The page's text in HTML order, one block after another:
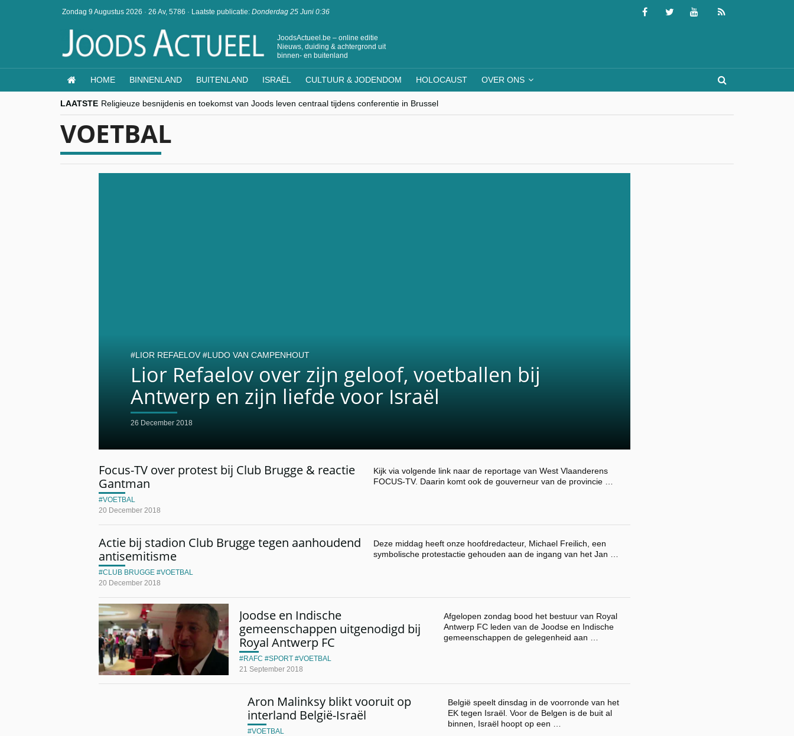
Zondag 9 Augustus 2026 · 26 Av, 5786 · Laatste publicatie: Donderdag 25 Juni 0:36
JoodsActueel.be – online editie
Nieuws, duiding & achtergrond uit
binnen- en buitenland
HOME BINNENLAND BUITENLAND ISRAËL CULTUUR & JODENDOM HOLOCAUST OVER ONS
LAATSTE Religieuze besnijdenis en toekomst van Joods leven centraal tijdens conferentie in Brussel
“Besnijdenisdebat toont hoe moeilijk seculiere Westen minderheden begrijpt”, Jinnih Beels (Vooruit)
CITYTRIP | ROEMENIË – Boekarest: de verrassing van Oost-Europa
“Vandaag zit elke Jood in België op de beklaagdenbank”
goKosher lanceert nieuwe website en samenwerking met Mishpacha voor kosher travel en simchas wereldwijd
VOETBAL
Lior Refaelov over zijn geloof, voetballen bij
Antwerp en zijn liefde voor Israël
26 December 2018
LIOR REFAELOV LUDO VAN CAMPENHOUT
Focus-TV over protest bij Club Brugge & reactie
Gantman
20 December 2018
VOETBAL
Kijk via volgende link naar de reportage van West Vlaanderens
FOCUS-TV. Daarin komt ook de gouverneur van de provincie …
Actie bij stadion Club Brugge tegen aanhoudend
antisemitisme
20 December 2018
CLUB BRUGGE VOETBAL
Deze middag heeft onze hoofdredacteur, Michael Freilich, een
symbolische protestactie gehouden aan de ingang van het Jan …
Joodse en Indische
gemeenschappen uitgenodigd bij
Royal Antwerp FC
21 September 2018
RAFC SPORT VOETBAL
Afgelopen zondag bood het bestuur van Royal
Antwerp FC leden van de Joodse en Indische
gemeenschappen de gelegenheid aan …
Aron Malinksy blikt vooruit op
interland België-Israël
VOETBAL
België speelt dinsdag in de voorronde van het
EK tegen Israël. Voor de Belgen is de buit al
binnen, Israël hoopt op een …